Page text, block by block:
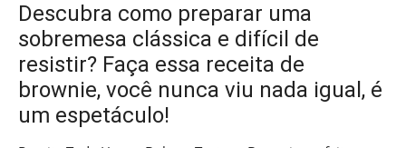
Descubra como preparar uma
sobremesa clássica e difícil de
resistir? Faça essa receita de
brownie, você nunca viu nada igual, é
um espetáculo!